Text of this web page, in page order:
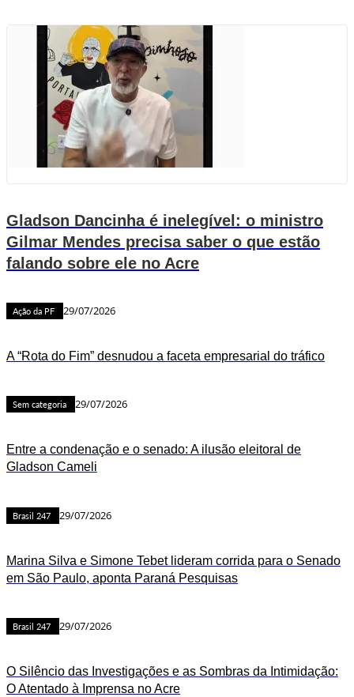
Gladson Dancinha é inelegível: o ministro
Gilmar Mendes precisa saber o que estão
falando sobre ele no Acre
Ação da PF 29/07/2026
A “Rota do Fim” desnudou a faceta empresarial do tráfico
Sem categoria 29/07/2026
Entre a condenação e o senado: A ilusão eleitoral de
Gladson Cameli
Brasil 247 29/07/2026
Marina Silva e Simone Tebet lideram corrida para o Senado
em São Paulo, aponta Paraná Pesquisas
Brasil 247 29/07/2026
O Silêncio das Investigações e as Sombras da Intimidação:
O Atentado à Imprensa no Acre